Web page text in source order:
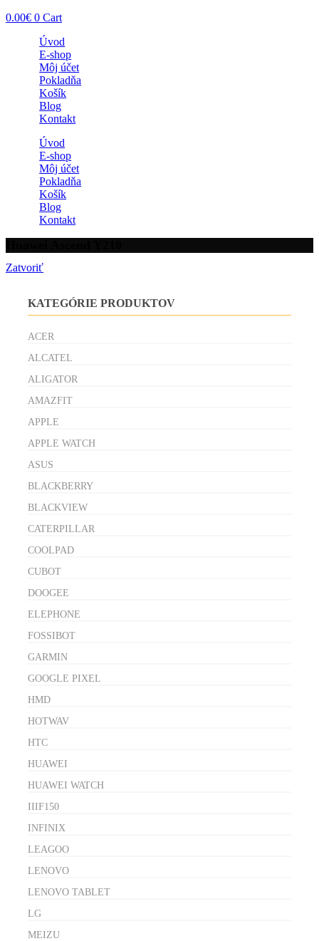
0.00€ 0 Cart
Úvod
E-shop
Môj účet
Pokladňa
Košík
Blog
Kontakt
Úvod
E-shop
Môj účet
Pokladňa
Košík
Blog
Kontakt
Zatvoriť
KATEGÓRIE PRODUKTOV
ACER
ALCATEL
ALIGATOR
AMAZFIT
APPLE
APPLE WATCH
ASUS
BLACKBERRY
BLACKVIEW
CATERPILLAR
COOLPAD
CUBOT
DOOGEE
ELEPHONE
FOSSIBOT
GARMIN
GOOGLE PIXEL
HMD
HOTWAV
HTC
HUAWEI
HUAWEI WATCH
IIIF150
INFINIX
LEAGOO
LENOVO
LENOVO TABLET
LG
MEIZU